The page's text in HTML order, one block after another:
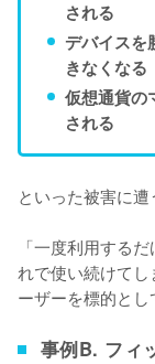
される
デバイスを
きなくなる
仮想通貨の
される
といった被害に遭
「一度利用する
れで使い続けて
ーザーを標的とし
事例B. フィ